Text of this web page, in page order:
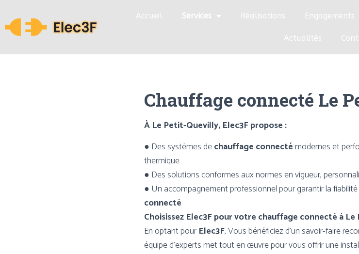
Accueil Services Réalisations Engagements
Actualités
Chauffage connecté Le
À Le Petit-Quevilly, Elec3F propose :
● Des systèmes dechauffage connectémodernes et
thermique
● Des solutions conformes aux normes en vigueur,
● Un accompagnement professionnel pour garantir la
connecté
Choisissez Elec3F pour votre chauffage connecté à
En optant pour Elec3F, Vous bénéficiez d’un savoir-faire
équipe d’experts met tout en œuvre pour vous offrir une